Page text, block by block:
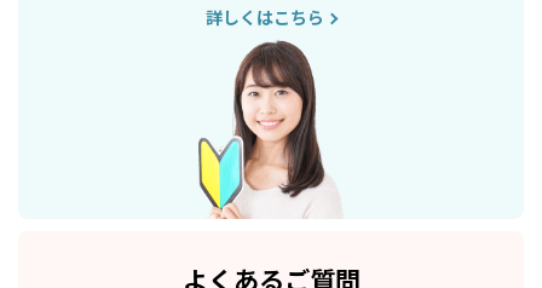
詳しくはこちら
よくあるご質問